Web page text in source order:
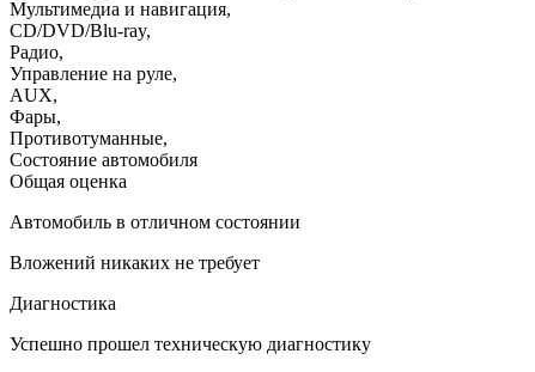
Мультимедиа и навигация,
CD/DVD/Blu-ray,
Радио,
Управление на руле,
AUX,
Фары,
Противотуманные,
Состояние автомобиля
Общая оценка
Автомобиль в отличном состоянии
Вложений никаких не требует
Диагностика
Успешно прошел техническую диагностику